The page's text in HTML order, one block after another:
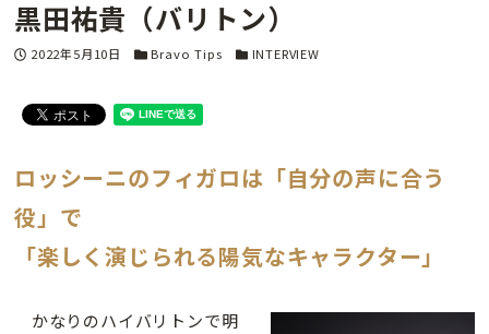
黒田祐貴（バリトン）
投稿日
2022年5月10日 カテゴリー
Bravo Tips カテゴリー
INTERVIEW
ロッシーニのフィガロは「自分の声に合う
役」で
「楽しく演じられる陽気なキャラクター」
かなりのハイバリトンで明